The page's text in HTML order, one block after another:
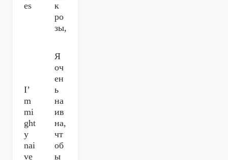
es
к
ро
зы,
I’
m
mi
ght
y
nai
ve
Я
оч
ен
ь
на
ив
на,
чт
об
ы